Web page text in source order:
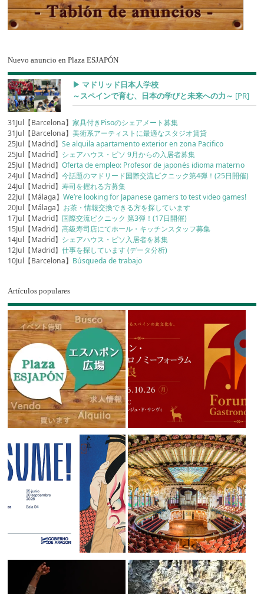
Nuevo anuncio en Plaza ESJAPÓN
▶︎ マドリッド日本人学校
～スペインで育む、日本の学びと未来への力～ [PR]
31Jul【Barcelona】家具付きPisoのシェアメート募集
31Jul【Barcelona】美術系アーティストに最適なスタジオ賃貸
25Jul【Madrid】Se alquila apartamento exterior en zona Pacifico
25Jul【Madrid】 シェアハウス・ピソ 9月からの入居者募集
25Jul【Madrid】Oferta de empleo: Profesor de japonés idioma materno
24Jul【Madrid】今話題のマドリード国際交流ピクニック第4弾！(25日開催)
24Jul【Madrid】寿司を握れる方募集
22Jul【Málaga】We’re looking for Japanese gamers to test video games!
20Jul【Málaga】 お茶・情報交換できる方を探しています
17Jul【Madrid】 国際交流ピクニック 第3弾！(17日開催)
15Jul【Madrid】高級寿司店にてホール・キッチンスタッフ募集
14Jul【Madrid】 シェアハウス・ピソ入居者を募集
12Jul【Madrid】仕事を探しています (データ分析)
10Jul【Barcelona】 Búsqueda de trabajo
Artículos populares